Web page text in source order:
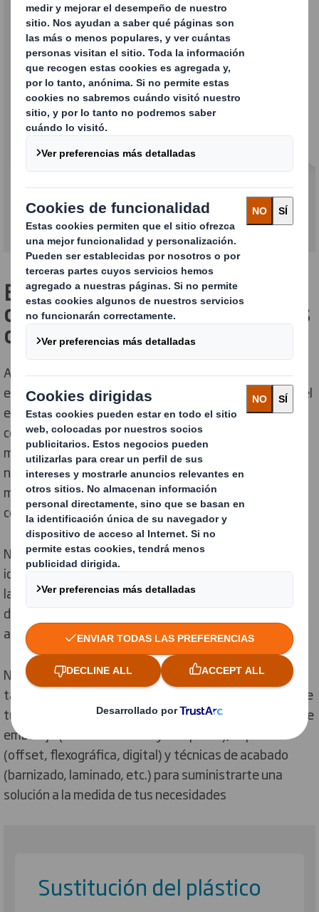
Cajas de cartoncillo
Estuches estándar o promocionales que
protegen tus productos y promocionan tus
El packaging que crea
conexiones más sólidas con tus
clientes
Ahora más que nunca, el papel del packaging es crucial
en lo que respecta a la experiencia total del producto: el
envase de consumo es el medio de comunicación que
conecta tu producto con el consumidor. Este es el
motivo por el que fortalecemos constantemente
nuestras capacidades de diseño para traducir de
manera efectiva los insights del consumidor en
conceptos innovadores de packaging en cartón .
Nuestro objetivo no es únicamente hablar el mismo
idioma que nuestros clientes: agregamos valor real en
la búsqueda de la excelencia en el marketing del Punto
de Venta y hacemos que tu producto destaque gracias
a tu packaging .
Nuestra gama de embalajes de consumo garantiza
tanto la protección de tus productos como la imagen de
tu marca. Ofrecemos numerosos tipos de materiales de
embalaje (cartón ondulado y compacto), impresión
(offset, flexográfica, digital) y técnicas de acabado
(barnizado, laminado, etc.) para suministrarte una
solución a la medida de tus necesidades
Sustitución del plástico